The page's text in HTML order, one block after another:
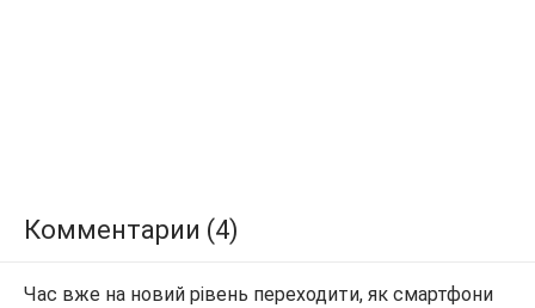
Комментарии (4)
Час вже на новий рівень переходити, як смартфони